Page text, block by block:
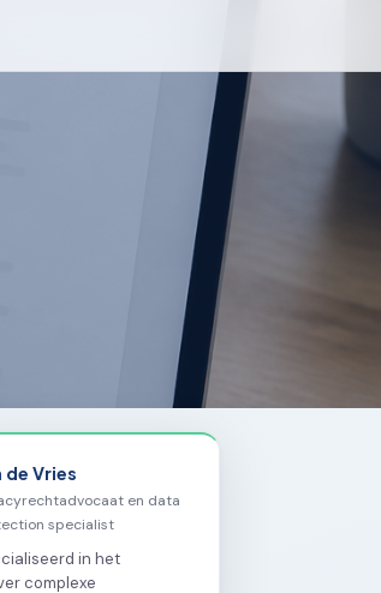
de Vries
en data
specialist
in het
complexe